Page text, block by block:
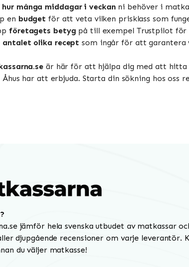
hur många middagar i veckanni behöver i
en budget för att veta vilken prisklass som
företagets betygpå till exempel Trustpilot för
antalet olika recept som ingår för att garantera
är här för att hjälpa dig med att hitta
har att erbjuda. Starta din sökning hos oss
jämför hela svenska utbudet av matkassar
djupgående recensioner om varje leverantör.
du väljer matkasse!